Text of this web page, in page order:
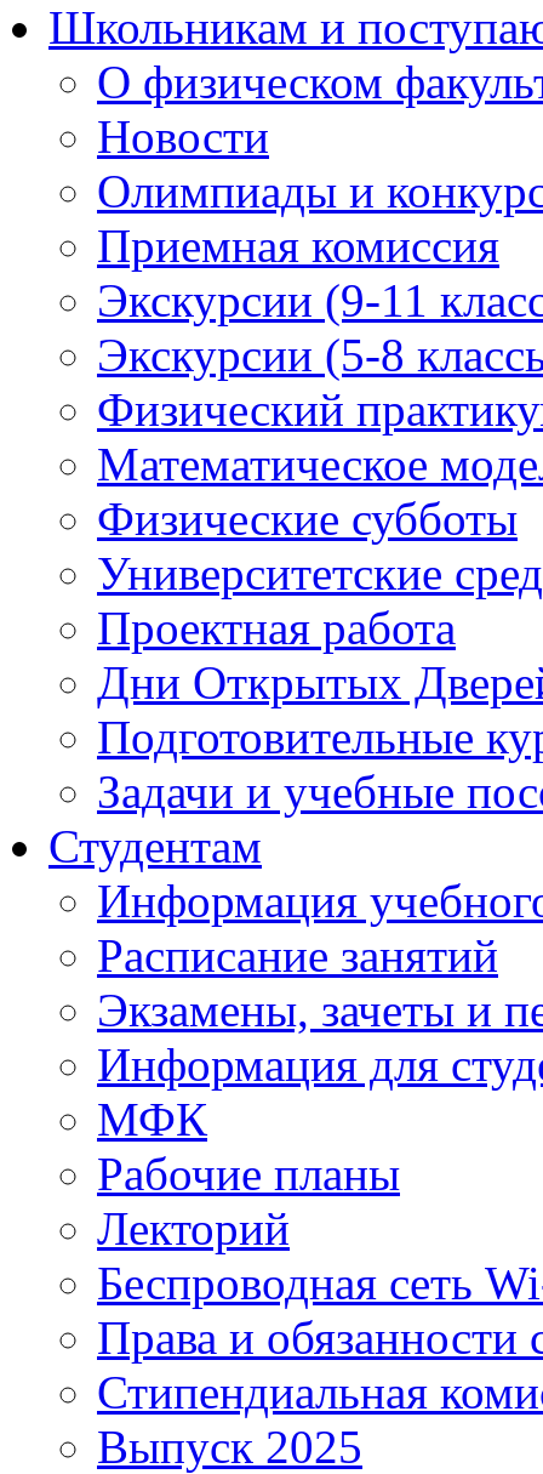
Школьникам и
О физическом
Новости
Олимпиады и
Приемная комиссия
Экскурсии (9-11
Экскурсии (5-8
Физический
Математическое
Физические субботы
Университетские
Проектная работа
Дни Открытых
Подготовительные
Задачи и учебные
Студентам
Информация
Расписание занятий
Экзамены, зачеты и
Информация для
МФК
Рабочие планы
Лекторий
Беспроводная сеть
Права и обязанности
Стипендиальная
Выпуск 2025